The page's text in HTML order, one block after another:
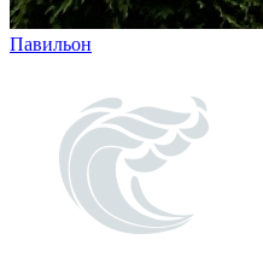
Павильон